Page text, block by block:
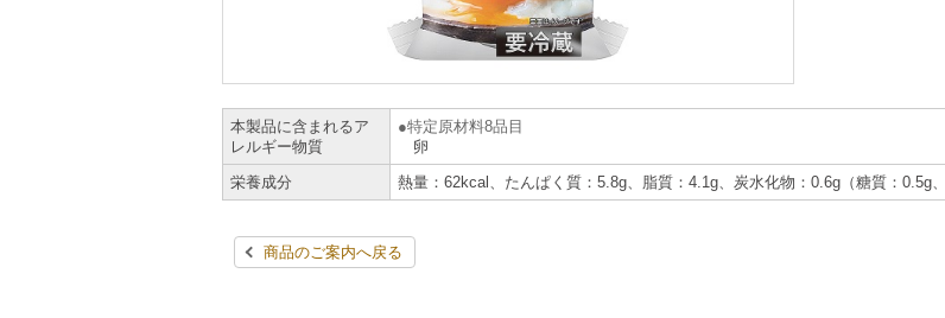
本製品に含まれるア
レルギー物質
特定原材料8品目
卵
栄養成分
熱量：62kcal、たんぱく質：5.8g、脂質：4.1g、炭水化物：0.6g（糖質：0.5g
商品のご案内へ戻る